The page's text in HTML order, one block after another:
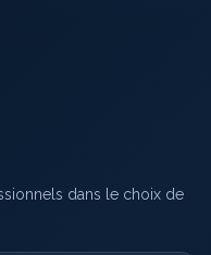
dans le choix de